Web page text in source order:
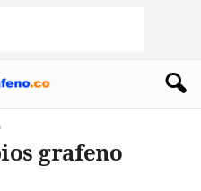
grafeno